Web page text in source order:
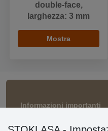
double-face,
larghezza: 3 mm
Mostra
Informazioni importanti